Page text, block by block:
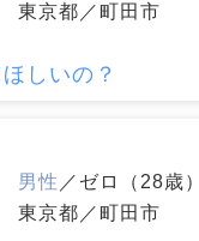
東京都／町田市
しいの？
男性 ／ゼロ（28歳）
東京都／町田市